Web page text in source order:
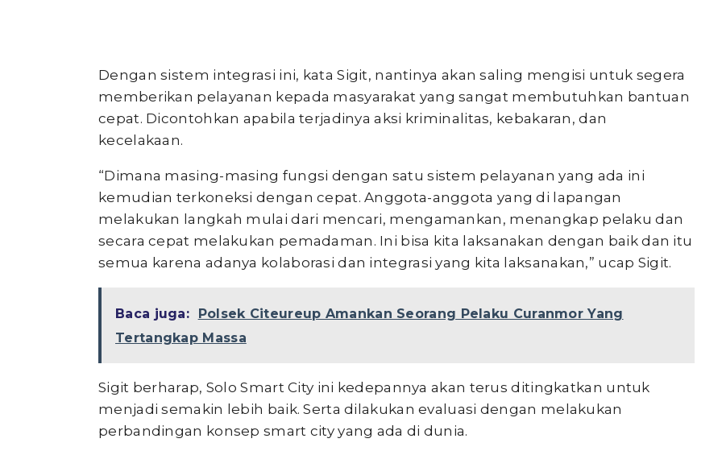
Dengan sistem integrasi ini, kata Sigit, nantinya akan saling mengisi untuk segera
memberikan pelayanan kepada masyarakat yang sangat membutuhkan bantuan
cepat. Dicontohkan apabila terjadinya aksi kriminalitas, kebakaran, dan
kecelakaan.
“Dimana masing-masing fungsi dengan satu sistem pelayanan yang ada ini
kemudian terkoneksi dengan cepat. Anggota-anggota yang di lapangan
melakukan langkah mulai dari mencari, mengamankan, menangkap pelaku dan
secara cepat melakukan pemadaman. Ini bisa kita laksanakan dengan baik dan itu
semua karena adanya kolaborasi dan integrasi yang kita laksanakan,” ucap Sigit.
Baca juga:
Polsek Citeureup Amankan Seorang Pelaku Curanmor Yang
Tertangkap Massa
Sigit berharap, Solo Smart City ini kedepannya akan terus ditingkatkan untuk
menjadi semakin lebih baik. Serta dilakukan evaluasi dengan melakukan
perbandingan konsep smart city yang ada di dunia.